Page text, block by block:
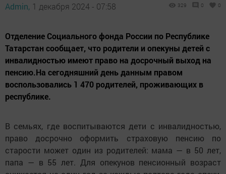
Admin, 1 декабря 2024 - 07:58 329 0 0
Отделение Социального фонда России по Республике
Татарстан сообщает, что родители и опекуны детей с
инвалидностью имеют право на досрочный выход на
пенсию.На сегодняшний день данным правом
воспользовались 1 470 родителей, проживающих в
республике.
В семьях, где воспитываются дети с инвалидностью,
право досрочно оформить страховую пенсию по
старости может один из родителей: мама — в 50 лет,
папа — в 55 лет. Для опекунов пенсионный возраст